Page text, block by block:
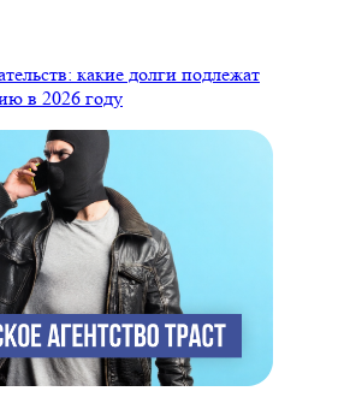
какие долги подлежат
в 2026 году